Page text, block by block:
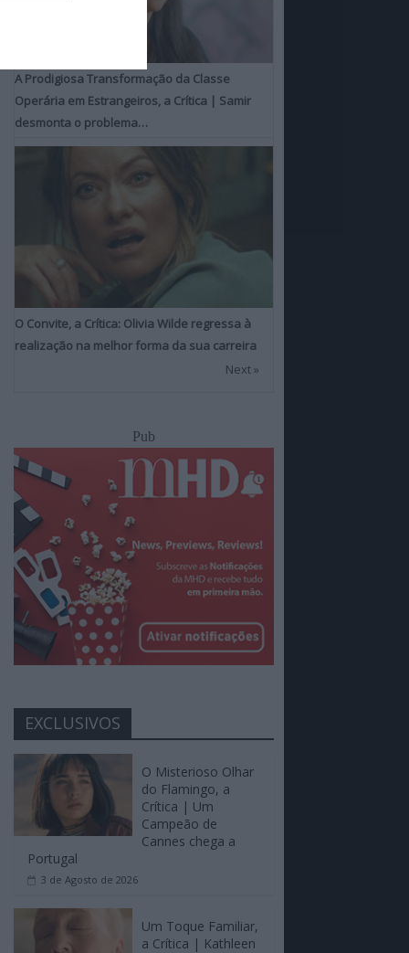
A Prodigiosa Transformação da Classe
Operária em Estrangeiros, a Crítica | Samir
desmonta o problema…
O Convite, a Crítica: Olivia Wilde regressa à
realização na melhor forma da sua carreira
Next »
Pub
EXCLUSIVOS
O Misterioso Olhar
do Flamingo, a
Crítica | Um
Campeão de
Cannes chega a
Portugal
3 de Agosto de 2026
Um Toque Familiar,
a Crítica | Kathleen